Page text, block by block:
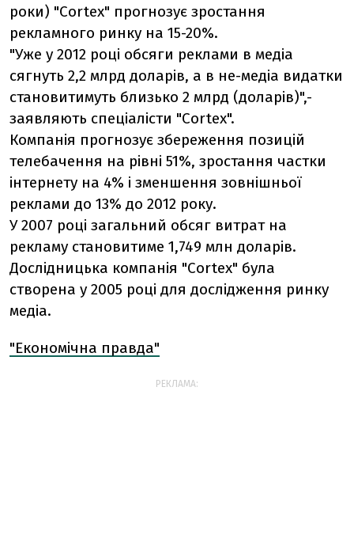
роки) "Cortex" прогнозує зростання
рекламного ринку на 15-20%.
"Уже у 2012 році обсяги реклами в медіа
сягнуть 2,2 млрд доларів, а в не-медіа видатки
становитимуть близько 2 млрд (доларів)",-
заявляють спеціалісти "Cortex".
Компанія прогнозує збереження позицій
телебачення на рівні 51%, зростання частки
інтернету на 4% і зменшення зовнішньої
реклами до 13% до 2012 року.
У 2007 році загальний обсяг витрат на
рекламу становитиме 1,749 млн доларів.
Дослідницька компанія "Cortex" була
створена у 2005 році для дослідження ринку
медіа.
"Економічна правда"
РЕКЛАМА: